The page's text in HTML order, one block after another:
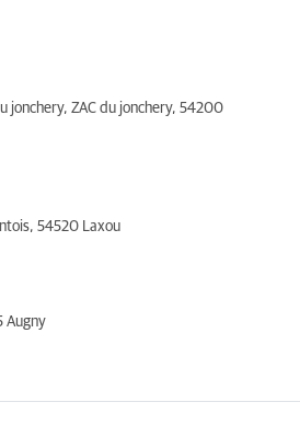
jonchery, ZAC du jonchery, 54200
54520 Laxou
Augny